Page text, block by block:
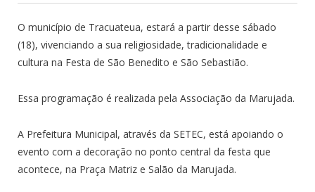
O município de Tracuateua, estará a partir desse sábado
(18), vivenciando a sua religiosidade, tradicionalidade e
cultura na Festa de São Benedito e São Sebastião.
Essa programação é realizada pela Associação da Marujada.
A Prefeitura Municipal, através da SETEC, está apoiando o
evento com a decoração no ponto central da festa que
acontece, na Praça Matriz e Salão da Marujada.